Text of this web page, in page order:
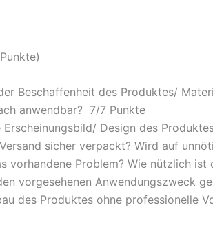
Beschaffenheit des Produktes/
anwendbar? 7/7 Punkte
Design des
sicher verpackt? Wird auf
vorhandene Problem? Wie nützlich ist
vorgesehenen Anwendungszweck
des Produktes ohne professionelle